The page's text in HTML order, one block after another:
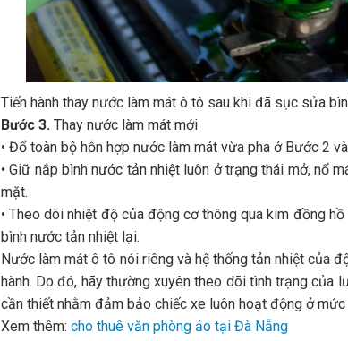
Tiến hành thay nước làm mát ô tô sau khi đã sục sửa
Bước 3. Thay nước làm mát mới
• Đổ toàn bộ hỗn hợp nước làm mát vừa pha ở Bước 2
• Giữ nắp bình nước tản nhiệt luôn ở trạng thái mở, nổ
mặt.
• Theo dõi nhiệt độ của động cơ thông qua kim đồng
bình nước tản nhiệt lại.
Nước làm mát ô tô nói riêng và hệ thống tản nhiệt của
hành. Do đó, hãy thường xuyên theo dõi tình trạng của
cần thiết nhằm đảm bảo chiếc xe luôn hoạt động ở mức
Xem thêm: cho thuê văn phòng ảo tại Đà Nẵng